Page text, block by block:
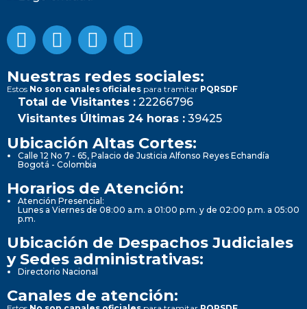
Nuestras redes sociales:
Estos No son canales oficiales para tramitar PQRSDF
Total de Visitantes : 22266796
Visitantes Últimas 24 horas : 39425
Ubicación Altas Cortes:
Calle 12 No 7 - 65, Palacio de Justicia Alfonso Reyes Echandía
Bogotá - Colombia
Horarios de Atención:
Atención Presencial:
Lunes a Viernes de 08:00 a.m. a 01:00 p.m. y de 02:00 p.m. a 05:00
p.m.
Ubicación de Despachos Judiciales
y Sedes administrativas:
Directorio Nacional
Canales de atención: